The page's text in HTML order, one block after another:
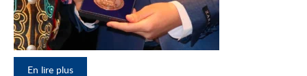
En lire plus